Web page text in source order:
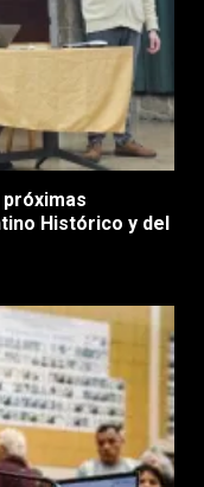
Histórico y del